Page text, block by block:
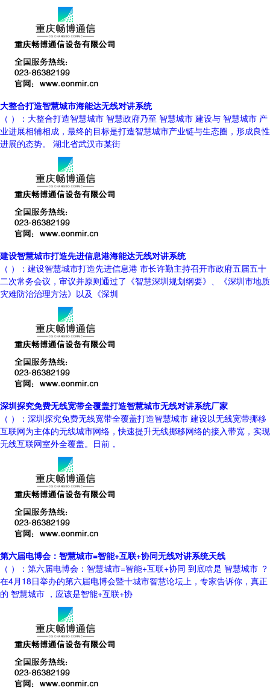
大整合打造智慧城市海能达无线对讲系统
（ ）：大整合打造智慧城市 智慧政府乃至 智慧城市 建设与 智慧城市 产
业进展相辅相成，最终的目标是打造智慧城市产业链与生态圈，形成良性
进展的态势。 湖北省武汉市某街
建设智慧城市打造先进信息港海能达无线对讲系统
（ ）：建设智慧城市打造先进信息港 市长许勤主持召开市政府五届五十
二次常务会议，审议并原则通过了《智慧深圳规划纲要》、《深圳市地质
灾难防治治理方法》以及《深圳
深圳探究免费无线宽带全覆盖打造智慧城市无线对讲系统厂家
（ ）：深圳探究免费无线宽带全覆盖打造智慧城市 建设以无线宽带挪移
互联网为主体的无线城市网络，快速提升无线挪移网络的接入带宽，实现
无线互联网室外全覆盖。日前，
第六届电博会：智慧城市=智能+互联+协同无线对讲系统天线
（ ）：第六届电博会：智慧城市=智能+互联+协同 到底啥是 智慧城市 ？
在4月18日举办的第六届电博会暨十城市智慧论坛上，专家告诉你，真正
的 智慧城市 ，应该是智能+互联+协